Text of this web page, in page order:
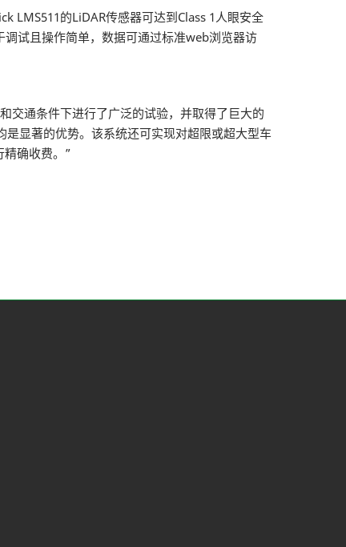
LMS511的LiDAR传感器可达到Class 1人眼安全
试且操作简单，数据可通过标准web浏览器访
通条件下进行了广泛的试验，并取得了巨大的
显著的优势。该系统还可实现对超限或超大型车
确收费。”